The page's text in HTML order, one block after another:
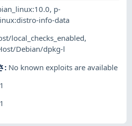
, p-
info-data
local_checks_enabled,
Debian/dpkg-l
: No known exploits are available